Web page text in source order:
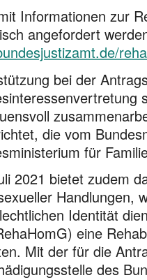
Informationen zur
angefordert
bei der
die vom
für
2021 bietet zudem
Handlungen,
Identität
eine
Mit der für die
des